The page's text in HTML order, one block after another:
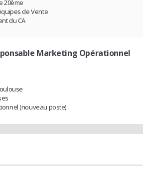
20ème
de Vente
du CA
Marketing Opérationnel
(nouveau poste)